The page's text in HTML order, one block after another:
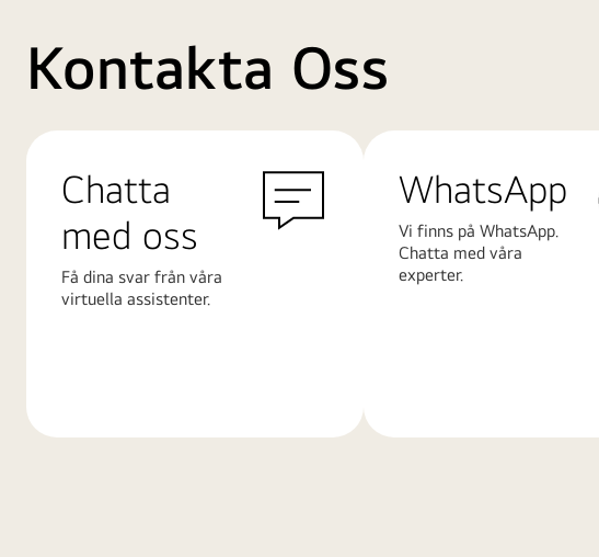
Kontakta Oss
Chatta
med oss
Få dina svar från våra
virtuella assistenter.
WhatsApp
Vi finns på WhatsApp.
Chatta med våra
experter.